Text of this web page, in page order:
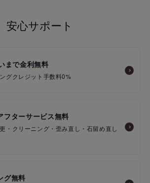
安心サポート
まで金利無料
グクレジット手数料0%
フターサービス無料
・クリーニング・歪み直し・石留め直し
グ無料